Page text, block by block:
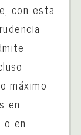
con esta
máximo
en
en